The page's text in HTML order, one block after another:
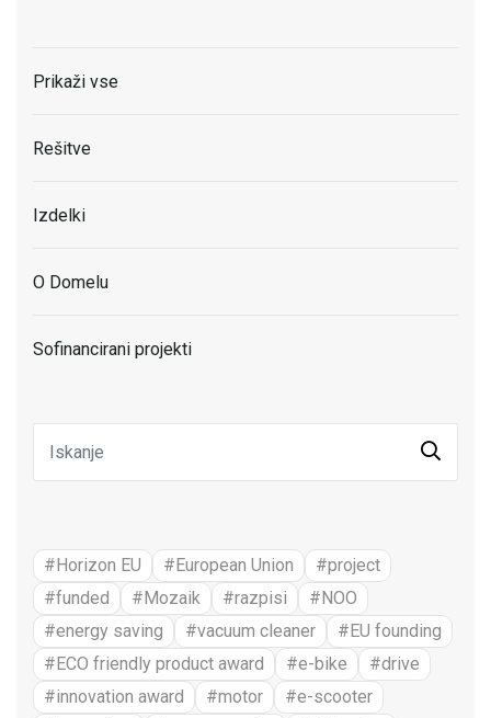
Prikaži vse
Rešitve
Izdelki
O Domelu
Sofinancirani projekti
#Horizon EU #European Union
#project
#funded
#Mozaik #razpisi
#NOO
#energy saving
#vacuum cleaner
#EU founding
#ECO friendly product award
#e-bike
#drive
#innovation award
#motor
#e-scooter